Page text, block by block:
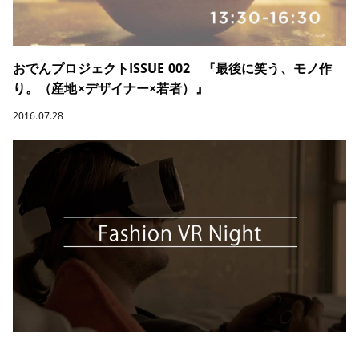
おでんプロジェクトISSUE 002 『最後に笑う、モノ作
り。（産地×デザイナー×若者）』
2016.07.28